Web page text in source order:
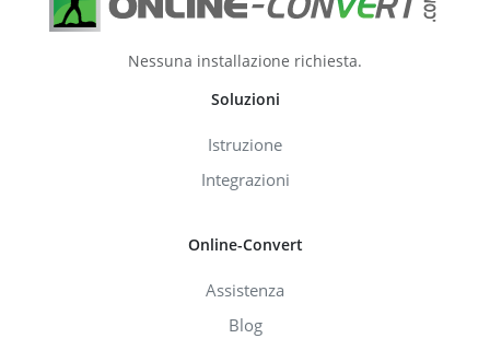
Nessuna installazione richiesta.
Soluzioni
Istruzione
Integrazioni
Online-Convert
Assistenza
Blog